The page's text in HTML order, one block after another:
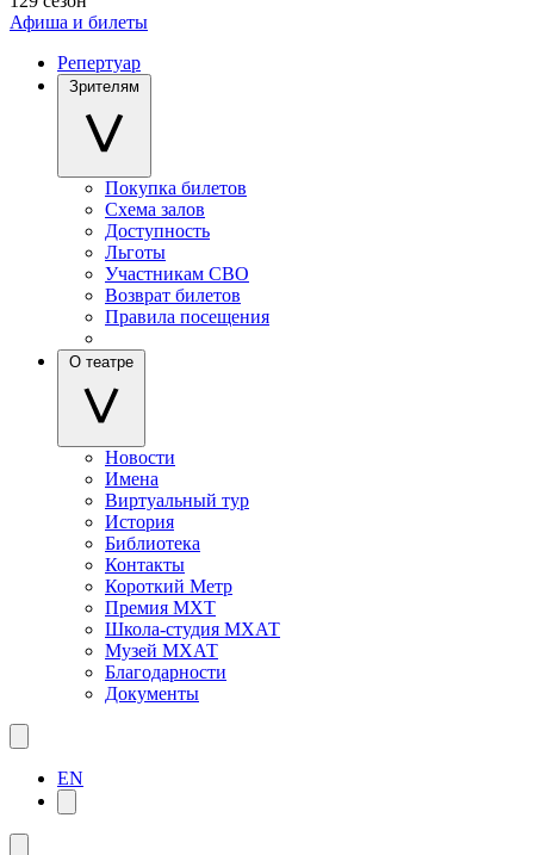
Афиша и билеты
Репертуар
Зрителям
Покупка билетов
Схема залов
Доступность
Льготы
Участникам СВО
Возврат билетов
Правила посещения
О театре
Новости
Имена
Виртуальный тур
История
Библиотека
Контакты
Короткий Метр
Премия МХТ
Школа-студия МХАТ
Музей МХАТ
Благодарности
Документы
EN